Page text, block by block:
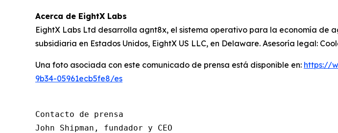
Acerca de EightX Labs
EightX Labs Ltd desarrolla agnt8x, el sistema operativo para la economía de
subsidiaria en Estados Unidos, EightX US LLC, en Delaware. Asesoría legal:
Una foto asociada con este comunicado de prensa está disponible en: https://
9b34-05961ecb5fe8/es
Contacto de prensa
John Shipman, fundador y CEO